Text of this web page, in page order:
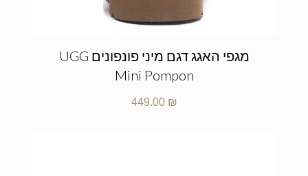
מגפי האגג דגם מיני פונפונים UGG
Mini Pompon
449.00 ₪